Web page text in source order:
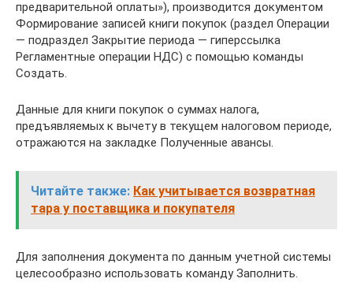
предварительной оплаты»), производится документом
Формирование записей книги покупок (раздел Операции
— подраздел Закрытие периода — гиперссылка
Регламентные операции НДС) с помощью команды
Создать.
Данные для книги покупок о суммах налога,
предъявляемых к вычету в текущем налоговом периоде,
отражаются на закладке Полученные авансы.
Читайте также: Как учитывается возвратная
тара у поставщика и покупателя
Для заполнения документа по данным учетной системы
целесообразно использовать команду Заполнить.